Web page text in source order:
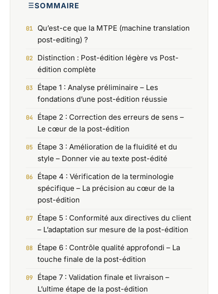
SOMMAIRE
Qu’est-ce que la MTPE (machine translation
post-editing) ?
Distinction : Post-édition légère vs Post-
édition complète
Étape 1 : Analyse préliminaire – Les
fondations d’une post-édition réussie
Étape 2 : Correction des erreurs de sens –
Le cœur de la post-édition
Étape 3 : Amélioration de la fluidité et du
style – Donner vie au texte post-édité
Étape 4 : Vérification de la terminologie
spécifique – La précision au cœur de la
post-édition
Étape 5 : Conformité aux directives du client
– L’adaptation sur mesure de la post-édition
Étape 6 : Contrôle qualité approfondi – La
touche finale de la post-édition
Étape 7 : Validation finale et livraison –
L’ultime étape de la post-édition